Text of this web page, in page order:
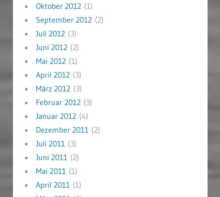
Oktober 2012(1)
September 2012(2)
Juli 2012(3)
Juni 2012(2)
Mai 2012(1)
April 2012(3)
März 2012(3)
Februar 2012(3)
Januar 2012(4)
Dezember 2011 (2)
Juli 2011 (3)
Juni 2011 (2)
Mai 2011 (1)
April 2011 (1)